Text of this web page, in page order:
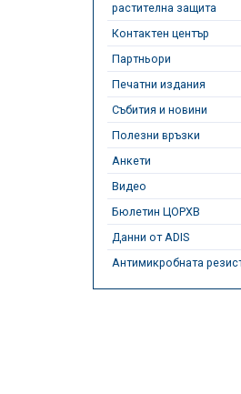
растителна защита
Контактен център
Партньори
Печатни издания
Събития и новини
Полезни връзки
Анкети
Видео
Бюлетин ЦОРХВ
Данни от ADIS
Антимикробната